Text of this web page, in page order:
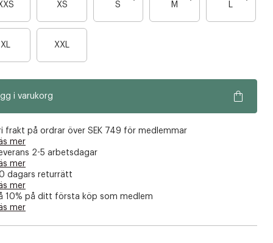
r
r
a
f
v
r
XS
r
a
f
k
S M L
XL
n
å
g
a
f
k
XXL
å
g
a
k
i varukorg
frakt på ordrar över SEK 749 för medlemmar
mer
2-5 arbetsdagar
mer
dagars returrätt
mer
10% på ditt första köp som medlem
mer